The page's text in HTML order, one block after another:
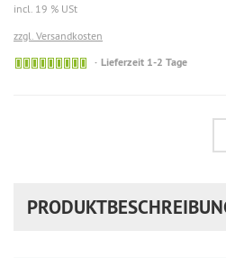
incl. 19 % USt
zzgl. Versandkosten
Sofort
Lieferzeit 1-2 Tage